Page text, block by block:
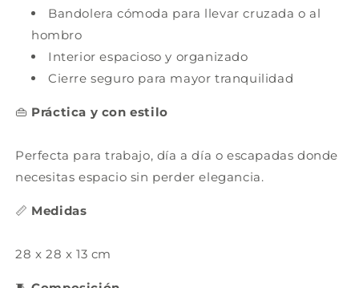
Bandolera cómoda para llevar cruzada o al
hombro
Interior espacioso y organizado
Cierre seguro para mayor tranquilidad
👜 Práctica y con estilo
Perfecta para trabajo, día a día o escapadas donde
necesitas espacio sin perder elegancia.
📏 Medidas
28 x 28 x 13 cm